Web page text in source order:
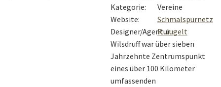
Kategorie:
Vereine
Website:
Schmalspurnetz
Designer/Agentur:R. Jugelt
Wilsdruff war über sieben
Jahrzehnte Zentrumspunkt
eines über 100 Kilometer
umfassenden